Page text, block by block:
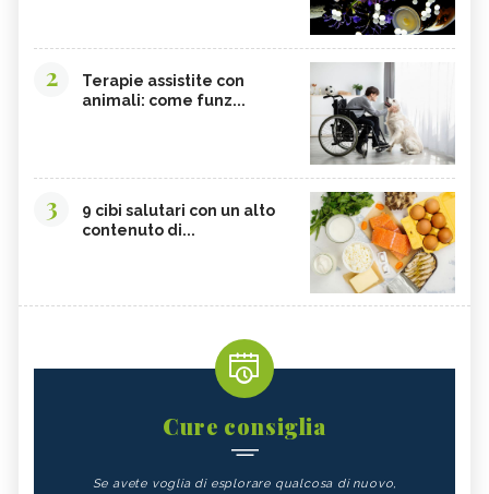
2
Terapie assistite con
animali: come funz...
3
9 cibi salutari con un alto
contenuto di...
Cure consiglia
Se avete voglia di esplorare qualcosa di nuovo,